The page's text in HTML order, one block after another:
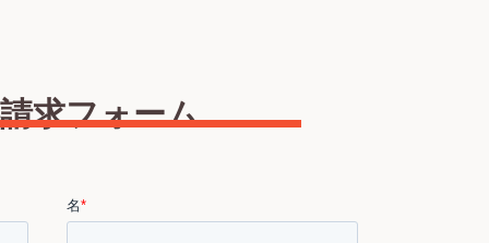
求フォーム